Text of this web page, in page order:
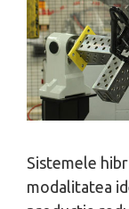
Sistemele
modalitatea